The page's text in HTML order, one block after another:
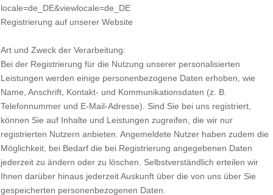
locale=de_DE&viewlocale=de_DE
Registrierung auf unserer Website
Art und Zweck der Verarbeitung:
Bei der Registrierung für die Nutzung unserer personalisierten
Leistungen werden einige personenbezogene Daten erhoben, wie
Name, Anschrift, Kontakt- und Kommunikationsdaten (z. B.
Telefonnummer und E-Mail-Adresse). Sind Sie bei uns registriert,
können Sie auf Inhalte und Leistungen zugreifen, die wir nur
registrierten Nutzern anbieten. Angemeldete Nutzer haben zudem die
Möglichkeit, bei Bedarf die bei Registrierung angegebenen Daten
jederzeit zu ändern oder zu löschen. Selbstverständlich erteilen wir
Ihnen darüber hinaus jederzeit Auskunft über die von uns über Sie
gespeicherten personenbezogenen Daten.